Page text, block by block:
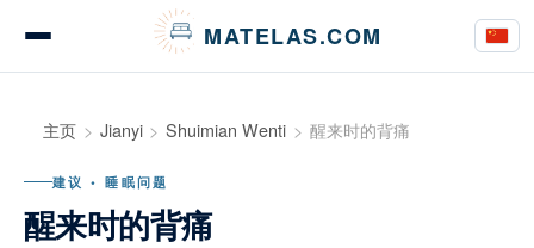
MATELAS.COM
床垫测评与意见
床上用品测评
主页 Jianyi Shuimian Wenti 醒来时的背痛
建议 • 睡眠问题
醒来时的背痛